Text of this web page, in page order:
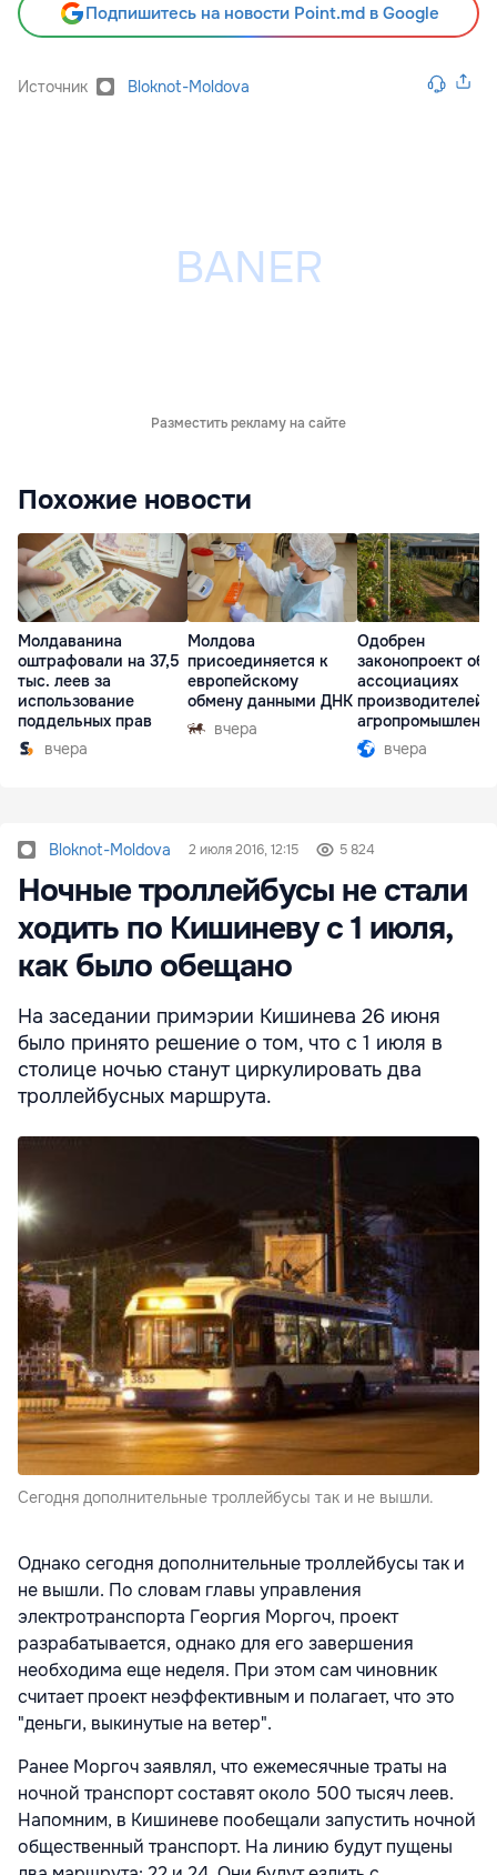
Подпишитесь на новости Point.md в Google
Источник Bloknot-Moldova
Разместить рекламу на сайте
Похожие новости
Молдаванина
оштрафовали на 37,5
тыс. леев за
использование
поддельных прав
вчера
Молдова
присоединяется к
европейскому
обмену данными ДНК
вчера
Одобрен
законопроект об
ассоциациях
производителей в
комплексе
вчера
Bloknot-Moldova 2 июля 2016, 12:15 5 824
Ночные троллейбусы не стали
ходить по Кишиневу с 1 июля,
как было обещано
На заседании примэрии Кишинева 26 июня
было принято решение о том, что с 1 июля в
столице ночью станут циркулировать два
троллейбусных маршрута.
Сегодня дополнительные троллейбусы так и не вышли.
Однако сегодня дополнительные троллейбусы так и
не вышли. По словам главы управления
электротранспорта Георгия Моргоч, проект
разрабатывается, однако для его завершения
необходима еще неделя. При этом сам чиновник
считает проект неэффективным и полагает, что это
"деньги, выкинутые на ветер".
Ранее Моргоч заявлял, что ежемесячные траты на
ночной транспорт составят около 500 тысяч леев.
Напомним, в Кишиневе пообещали запустить ночной
общественный транспорт. На линию будут пущены